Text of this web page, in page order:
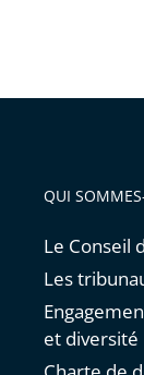
QUI
Le Conseil
Les
et diversité